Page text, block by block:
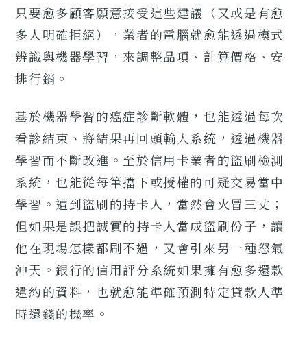
只要愈多顧客願意接受這些建議（又或是有愈
多人明確拒絕），業者的電腦就愈能透過模式
辨識與機器學習，來調整品項、計算價格、安
排行銷。
基於機器學習的癌症診斷軟體，也能透過每次
看診結束、將結果再回頭輸入系統，透過機器
學習而不斷改進。至於信用卡業者的盜刷檢測
系統，也能從每筆擋下或授權的可疑交易當中
學習。遭到盜刷的持卡人，當然會火冒三丈；
但如果是誤把誠實的持卡人當成盜刷份子，讓
他在現場怎樣都刷不過，又會引來另一種怒氣
沖天。銀行的信用評分系統如果擁有愈多還款
違約的資料，也就愈能準確預測特定貸款人準
時還錢的機率。